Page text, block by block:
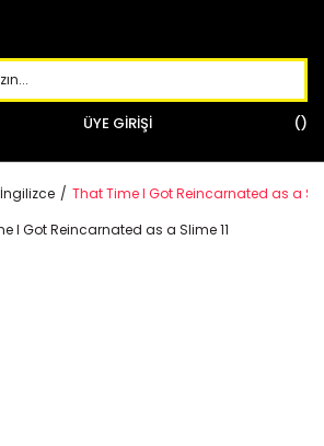
ÜYE GİRİŞİ
İngilizce That Time I Got Reincarnated as a